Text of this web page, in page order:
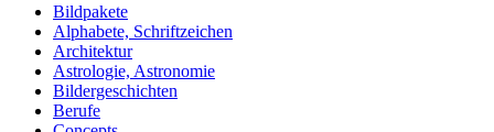
Bildpakete
Alphabete, Schriftzeichen
Architektur
Astrologie, Astronomie
Bildergeschichten
Berufe